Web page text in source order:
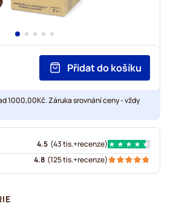
Přidat do košíku
1000,00Kč. Záruka srovnání ceny - vždy
4.5 (43 tis.+recenze)
4.8 (125 tis.+recenze)